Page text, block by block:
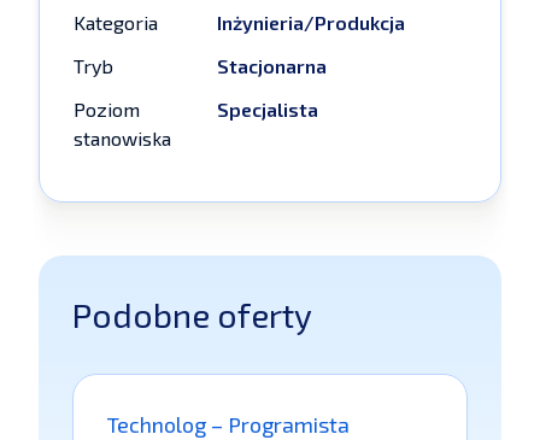
Kategoria
Inżynieria/Produkcja
Tryb
Stacjonarna
Poziom
stanowiska
Specjalista
Podobne oferty
Technolog – Programista